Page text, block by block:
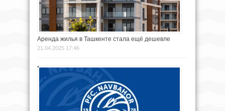
Аренда жилья в Ташкенте стала ещё дешевле
21.04.2025 17:46